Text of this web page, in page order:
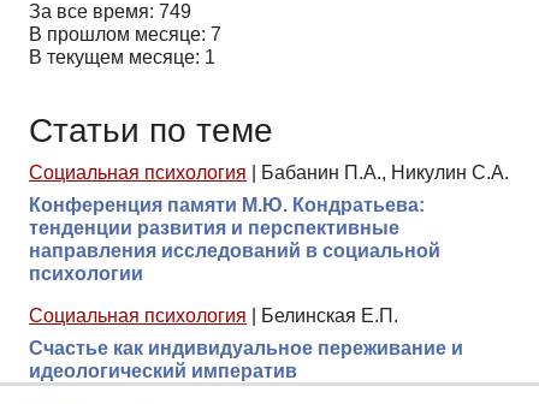
За все время: 749
В прошлом месяце: 7
В текущем месяце: 1
Статьи по теме
Социальная психология
Бабанин П.А., Никулин С.А.
Конференция памяти М.Ю. Кондратьева:
тенденции развития и перспективные
направления исследований в социальной
психологии
Социальная психология
Белинская Е.П.
Счастье как индивидуальное переживание и
идеологический императив